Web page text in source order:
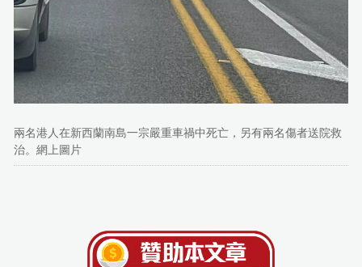
兩名港人在新西蘭南島一宗嚴重車禍中死亡，另有兩名傷者送院救
治。網上圖片